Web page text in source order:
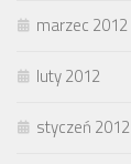
marzec 2012
luty 2012
styczeń 2012